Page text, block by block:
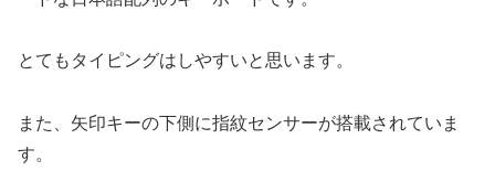
とてもタイピングはしやすいと思います。
また、矢印キーの下側に指紋センサーが搭載されていま
す。